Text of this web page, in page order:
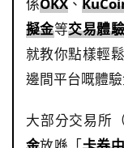
擬金等交易體
就教你點樣輕
邊間平台嘅體驗
大部分交易所